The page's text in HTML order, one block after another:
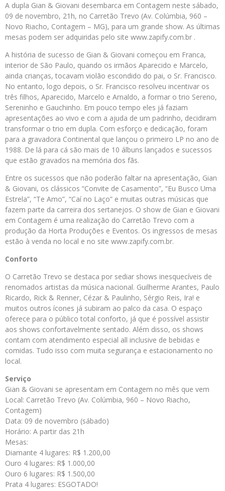
A dupla Gian & Giovani desembarca em Contagem neste sábado,
09 de novembro, 21h, no Carretão Trevo (Av. Colúmbia, 960 –
Novo Riacho, Contagem – MG), para um grande show. As últimas
mesas podem ser adquiridas pelo site www.zapify.com.br .
A história de sucesso de Gian & Giovani começou em Franca,
interior de São Paulo, quando os irmãos Aparecido e Marcelo,
ainda crianças, tocavam violão escondido do pai, o Sr. Francisco.
No entanto, logo depois, o Sr. Francisco resolveu incentivar os
três filhos, Aparecido, Marcelo e Arnaldo, a formar o trio Sereno,
Sereninho e Gauchinho. Em pouco tempo eles já faziam
apresentações ao vivo e com a ajuda de um padrinho, decidiram
transformar o trio em dupla. Com esforço e dedicação, foram
para a gravadora Continental que lançou o primeiro LP no ano de
1988. De lá para cá são mais de 10 álbuns lançados e sucessos
que estão gravados na memória dos fãs.
Entre os sucessos que não poderão faltar na apresentação, Gian
& Giovani, os clássicos “Convite de Casamento”, “Eu Busco Uma
Estrela”, “Te Amo”, “Caí no Laço” e muitas outras músicas que
fazem parte da carreira dos sertanejos. O show de Gian e Giovani
em Contagem é uma realização do Carretão Trevo com a
produção da Horta Produções e Eventos. Os ingressos de mesas
estão à venda no local e no site www.zapify.com.br.
Conforto
O Carretão Trevo se destaca por sediar shows inesquecíveis de
renomados artistas da música nacional. Guilherme Arantes, Paulo
Ricardo, Rick & Renner, Cézar & Paulinho, Sérgio Reis, Ira! e
muitos outros ícones já subiram ao palco da casa. O espaço
oferece para o público total conforto, já que é possível assistir
aos shows confortavelmente sentado. Além disso, os shows
contam com atendimento especial all inclusive de bebidas e
comidas. Tudo isso com muita segurança e estacionamento no
local.
Serviço
Gian & Giovani se apresentam em Contagem no mês que vem
Local: Carretão Trevo (Av. Colúmbia, 960 – Novo Riacho,
Contagem)
Data: 09 de novembro (sábado)
Horário: A partir das 21h
Mesas:
Diamante 4 lugares: R$ 1.200,00
Ouro 4 lugares: R$ 1.000,00
Ouro 6 lugares: R$ 1.500,00
Prata 4 lugares: ESGOTADO!